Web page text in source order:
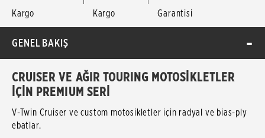
Kargo
Kargo
Garantisi
GENEL BAKIŞ
CRUISER VE AĞIR TOURING MOTOSİKLETLER
İÇİN PREMIUM SERİ
V-Twin Cruiser ve custom motosikletler için radyal ve bias-ply
ebatlar.